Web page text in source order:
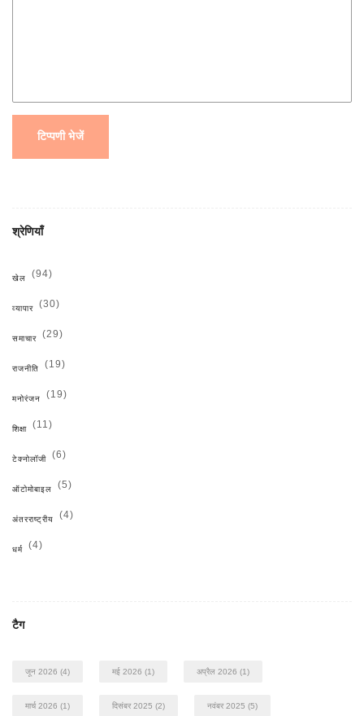
टिप्पणी भेजें
श्रेणियाँ
खेल (94)
व्यापार (30)
समाचार (29)
राजनीति (19)
मनोरंजन (19)
शिक्षा (11)
टेक्नोलॉजी (6)
ऑटोमोबाइल (5)
अंतरराष्ट्रीय (4)
धर्म (4)
टैग
जून 2026 (4) मई 2026 (1) अप्रैल 2026 (1)
मार्च 2026 (1) दिसंबर 2025 (2) नवंबर 2025 (5)